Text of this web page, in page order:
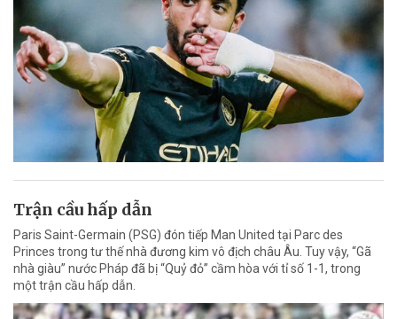
Trận cầu hấp dẫn
Paris Saint-Germain (PSG) đón tiếp Man United tại Parc des
Princes trong tư thế nhà đương kim vô địch châu Âu. Tuy vậy, “Gã
nhà giàu” nước Pháp đã bị “Quỷ đỏ” cầm hòa với tỉ số 1-1, trong
một trận cầu hấp dẫn.